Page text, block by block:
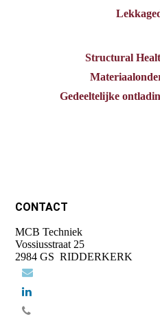
Structural
Gedeeltelijke
CONTACT
MCB Techniek
Vossiusstraat 25
2984 GS RIDDERKERK